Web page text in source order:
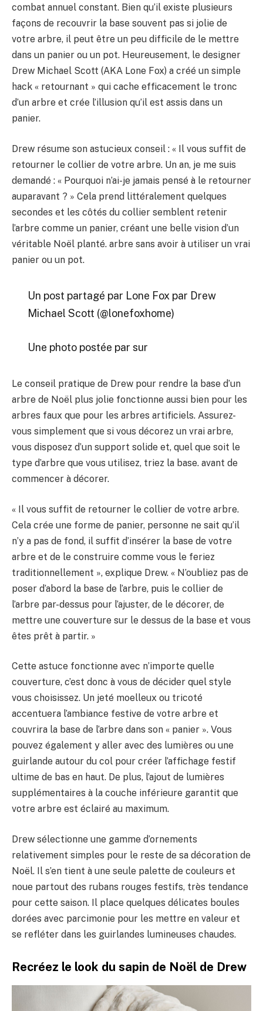
combat annuel constant. Bien qu’il existe plusieurs
façons de recouvrir la base souvent pas si jolie de
votre arbre, il peut être un peu difficile de le mettre
dans un panier ou un pot. Heureusement, le designer
Drew Michael Scott (AKA Lone Fox) a créé un simple
hack « retournant » qui cache efficacement le tronc
d’un arbre et crée l’illusion qu’il est assis dans un
panier.
Drew résume son astucieux conseil : « Il vous suffit de
retourner le collier de votre arbre. Un an, je me suis
demandé : « Pourquoi n’ai-je jamais pensé à le retourner
auparavant ? » Cela prend littéralement quelques
secondes et les côtés du collier semblent retenir
l’arbre comme un panier, créant une belle vision d’un
véritable Noël planté. arbre sans avoir à utiliser un vrai
panier ou un pot.
Un post partagé par Lone Fox par Drew
Michael Scott (@lonefoxhome)
Une photo postée par sur
Le conseil pratique de Drew pour rendre la base d’un
arbre de Noël plus jolie fonctionne aussi bien pour les
arbres faux que pour les arbres artificiels. Assurez-
vous simplement que si vous décorez un vrai arbre,
vous disposez d’un support solide et, quel que soit le
type d’arbre que vous utilisez, triez la base. avant de
commencer à décorer.
« Il vous suffit de retourner le collier de votre arbre.
Cela crée une forme de panier, personne ne sait qu’il
n’y a pas de fond, il suffit d’insérer la base de votre
arbre et de le construire comme vous le feriez
traditionnellement », explique Drew. « N’oubliez pas de
poser d’abord la base de l’arbre, puis le collier de
l’arbre par-dessus pour l’ajuster, de le décorer, de
mettre une couverture sur le dessus de la base et vous
êtes prêt à partir. »
Cette astuce fonctionne avec n’importe quelle
couverture, c’est donc à vous de décider quel style
vous choisissez. Un jeté moelleux ou tricoté
accentuera l’ambiance festive de votre arbre et
couvrira la base de l’arbre dans son « panier ». Vous
pouvez également y aller avec des lumières ou une
guirlande autour du col pour créer l’affichage festif
ultime de bas en haut. De plus, l’ajout de lumières
supplémentaires à la couche inférieure garantit que
votre arbre est éclairé au maximum.
Drew sélectionne une gamme d’ornements
relativement simples pour le reste de sa décoration de
Noël. Il s’en tient à une seule palette de couleurs et
noue partout des rubans rouges festifs, très tendance
pour cette saison. Il place quelques délicates boules
dorées avec parcimonie pour les mettre en valeur et
se refléter dans les guirlandes lumineuses chaudes.
Recréez le look du sapin de Noël de Drew